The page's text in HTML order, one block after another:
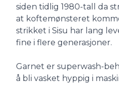
siden tidlig 1980-tall da
at koftemønsteret
strikket i Sisu har lang
fine i flere generasjoner.
Garnet er superwash-
å bli vasket hyppig i